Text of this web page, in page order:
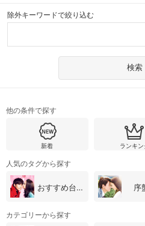
除外キーワードで絞り込む
他の条件で探す
新着 ランキン
人気のタグから探す
おすすめ台湾・中国ドラマ 序
カテゴリーから探す